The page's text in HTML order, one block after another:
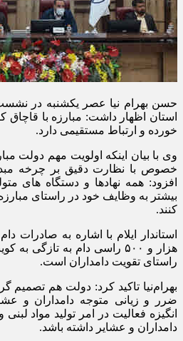
حسن بهرام نیا عصر یکشنبه در نشست
استان اظهار داشت: مبارزه با قاچاق
خورده و ارتباط مستقیمی دارد.
وی با بیان اینکه اولویت مهم دولت
خصوص با نظارت دقیق بر چرخه
افزود: همه نهادها و دستگاه های
بیشتر به وظایف خود در راستای
کنند.
استاندار ایلام با اشاره به صادرات
هزار و ۵۰۰ راسی دام به
راستای تقویت دامداران است.
بهرام‌نیا تاکید کرد: دولت هم
ضرر و زیانی متوجه دامداران و
انگیزه فعالیت در امر تولید مواد
دامداران و عشایر داشته باشد.